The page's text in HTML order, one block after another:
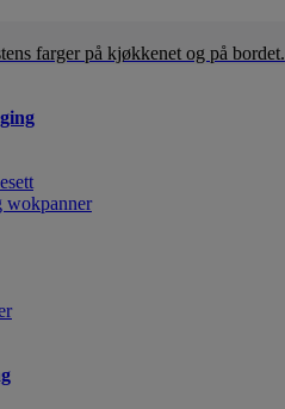
farger på kjøkkenet og på bordet.
wokpanner